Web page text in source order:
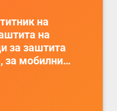
на
на
за заштита
за мобилни